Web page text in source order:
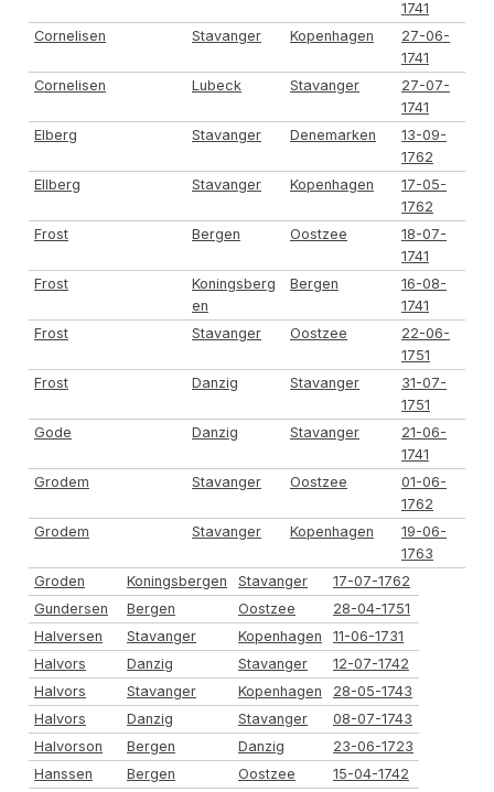
1741
Cornelisen
Stavanger Kopenhagen
27-06-
1741
Cornelisen
Lubeck Stavanger
27-07-
1741
Elberg
Stavanger Denemarken
13-09-
1762
Ellberg
Stavanger Kopenhagen
17-05-
1762
Frost
Bergen Oostzee
18-07-
1741
Frost
Koningsberg
en
Bergen
16-08-
1741
Frost
Stavanger Oostzee
22-06-
1751
Frost
Danzig Stavanger
31-07-
1751
Gode
Danzig Stavanger
21-06-
1741
Grodem
Stavanger Oostzee
01-06-
1762
Grodem
Stavanger Kopenhagen
19-06-
1763
Groden
Koningsbergen Stavanger
17-07-1762
Gundersen
Bergen Oostzee
28-04-1751
Halversen
Stavanger Kopenhagen
11-06-1731
Halvors
Danzig Stavanger
12-07-1742
Halvors
Stavanger Kopenhagen
28-05-1743
Halvors
Danzig Stavanger
08-07-1743
Halvorson
Bergen Danzig
23-06-1723
Hanssen
Bergen Oostzee
15-04-1742